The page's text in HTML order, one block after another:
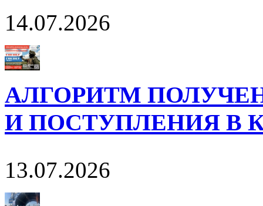
14.07.2026
АЛГОРИТМ
И ПОСТУПЛЕНИЯ В
13.07.2026